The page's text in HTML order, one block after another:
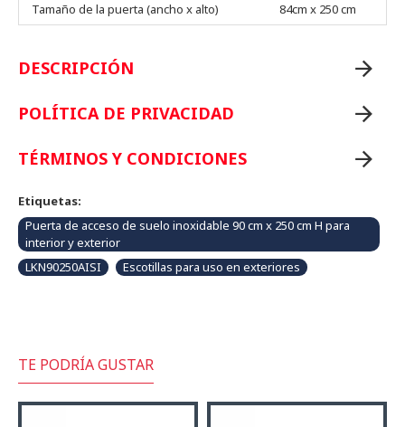
Tamaño de la puerta (ancho x alto)
84cm x 250 cm
DESCRIPCIÓN
POLÍTICA DE PRIVACIDAD
TÉRMINOS Y CONDICIONES
Etiquetas:
Puerta de acceso de suelo inoxidable 90 cm x 250 cm H para
interior y exterior
LKN90250AISI
Escotillas para uso en exteriores
TE PODRÍA GUSTAR